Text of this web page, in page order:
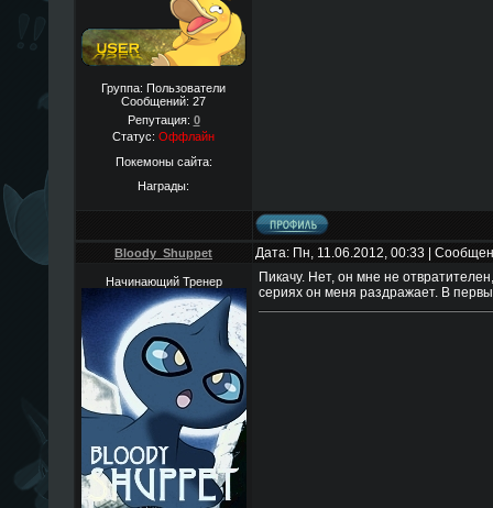
Группа: Пользователи
Сообщений: 27
Репутация: 0
Статус: Оффлайн
Покемоны сайта:
Награды:
Bloody_Shuppet Дата: Пн, 11.06.2012, 00:33 |
Начинающий Тренер
Пикачу. Нет, он мне не
сериях он меня раздражает. В